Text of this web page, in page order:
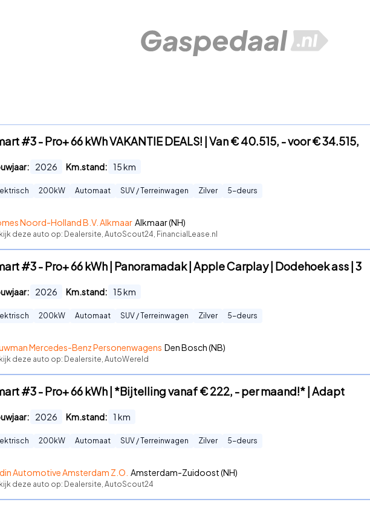
#3 - Pro+ 66 kWh VAKANTIE DEALS! | Van € 40.515, - voor € 34.515,
2026 Km.stand: 15km
200 kW Automaat SUV / Terreinwagen Zilver 5-deurs
Noord-Holland B.V. Alkmaar Alkmaar (NH)
deze auto op: Dealersite, AutoScout24, FinancialLease.nl
#3 - Pro+ 66 kWh | Panoramadak | Apple Carplay | Dodehoek ass | 3
2026 Km.stand: 15km
200 kW Automaat SUV / Terreinwagen Zilver 5-deurs
Mercedes-Benz Personenwagens Den Bosch (NB)
deze auto op: Dealersite, AutoWereld
#3 - Pro+ 66 kWh | *Bijtelling vanaf € 222, - per maand!* | Adapt
2026 Km.stand: 1 km
200 kW Automaat SUV / Terreinwagen Zilver 5-deurs
Automotive Amsterdam Z.O. Amsterdam-Zuidoost (NH)
deze auto op: Dealersite, AutoScout24